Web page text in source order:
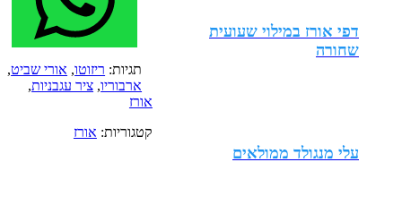
דפי אורז במילוי שעועית
שחורה
עלי מנגולד ממולאים
תגיות: ריזוטו, אורי שביט,
ארבוריו, ציר עגבניות,
אורז
קטגוריות: אורז